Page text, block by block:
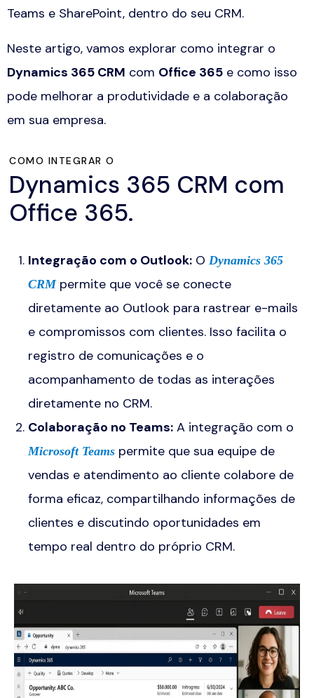
Teams e SharePoint, dentro do seu CRM.
Neste artigo, vamos explorar como integrar o
Dynamics 365 CRM com Office 365 e como isso
pode melhorar a produtividade e a colaboração
em sua empresa.
COMO INTEGRAR O
Dynamics 365 CRM com
Office 365.
Integração com o Outlook: O Dynamics 365
CRMpermite que você se conecte
diretamente ao Outlook para rastrear e-mails
e compromissos com clientes. Isso facilita o
registro de comunicações e o
acompanhamento de todas as interações
diretamente no CRM.
Colaboração no Teams: A integração com o
Microsoft Teams permite que sua equipe de
vendas e atendimento ao cliente colabore de
forma eficaz, compartilhando informações de
clientes e discutindo oportunidades em
tempo real dentro do próprio CRM.